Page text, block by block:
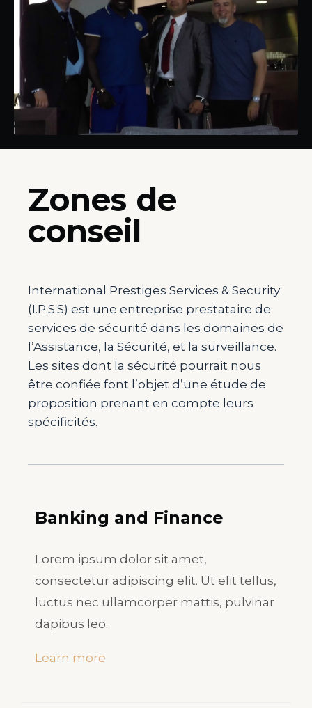
Zones de
conseil
International Prestiges Services & Security
(I.P.S.S) est une entreprise prestataire de
services de sécurité dans les domaines de
l’Assistance, la Sécurité, et la surveillance.
Les sites dont la sécurité pourrait nous
être confiée font l’objet d’une étude de
proposition prenant en compte leurs
spécificités.
Banking and Finance
Lorem ipsum dolor sit amet,
consectetur adipiscing elit. Ut elit tellus,
luctus nec ullamcorper mattis, pulvinar
dapibus leo.
Learn more